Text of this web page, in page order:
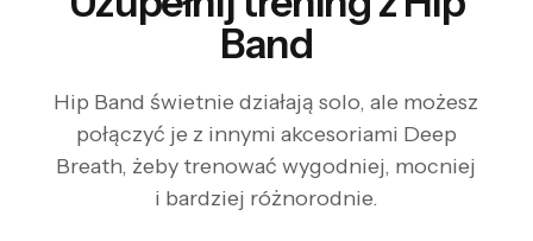
Band
Hip Band świetnie działają solo, ale możesz
połączyć je z innymi akcesoriami Deep
Breath, żeby trenować wygodniej, mocniej
i bardziej różnorodnie.